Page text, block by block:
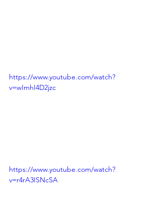
https://www.youtube.com/watch?
v=wImhI4D2jzc
https://www.youtube.com/watch?
v=r4rA3ISNcSA